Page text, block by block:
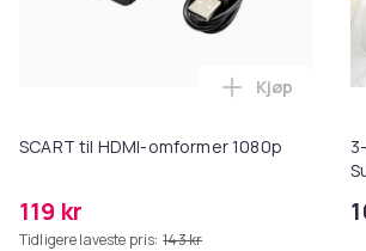
SCART til HDMI-omformer 1080p
119 kr
Tidligere laveste pris: 143 kr
Legg
Kjøp